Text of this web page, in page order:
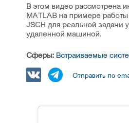
В этом видео рассмотрена
MATLAB на примере
JSCH для реальной задачи
удаленной машиной.
Сферы: Встраиваемые
Отправить по